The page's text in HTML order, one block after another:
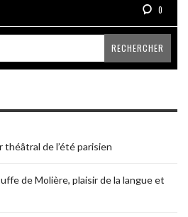
0
de l’été parisien
de Molière, plaisir de la langue et